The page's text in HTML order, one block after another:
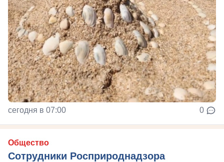
сегодня в 07:00 0
Общество
Сотрудники Росприроднадзора